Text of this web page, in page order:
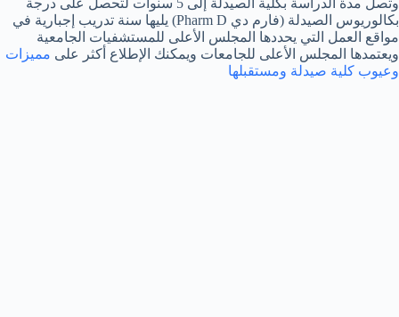
بكالوريوس الصيدلة (فارم دي Pharm D) يليها سنة تدريب إجبارية في
مواقع العمل التي يحددها المجلس الأعلى للمستشفيات الجامعية
ويعتمدها المجلس الأعلى للجامعات ويمكنك الإطلاع أكثر على مميزات
وعيوب كلية صيدلة ومستقبلها